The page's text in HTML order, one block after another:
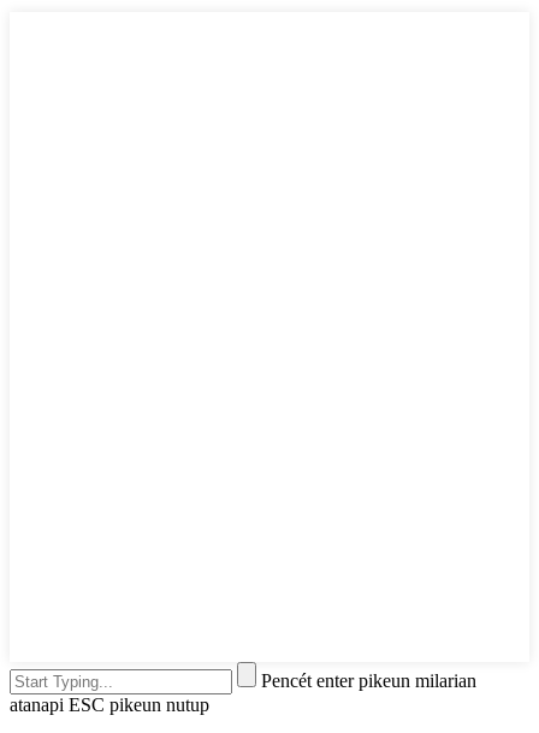
Pencét enter pikeun milarian
atanapi ESC pikeun nutup